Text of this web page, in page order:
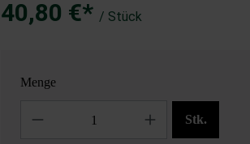
40,80 €* / Stück
Menge
Stk.